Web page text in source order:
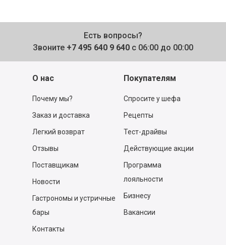
Есть вопросы?
Звоните +7 495 640 9 640 с 06:00 до 00:00
О нас
Почему мы?
Заказ и доставка
Легкий возврат
Отзывы
Поставщикам
Новости
Гастрономы и устричные
бары
Контакты
Покупателям
Спросите у шефа
Рецепты
Тест-драйвы
Действующие акции
Программа
лояльности
Бизнесу
Вакансии